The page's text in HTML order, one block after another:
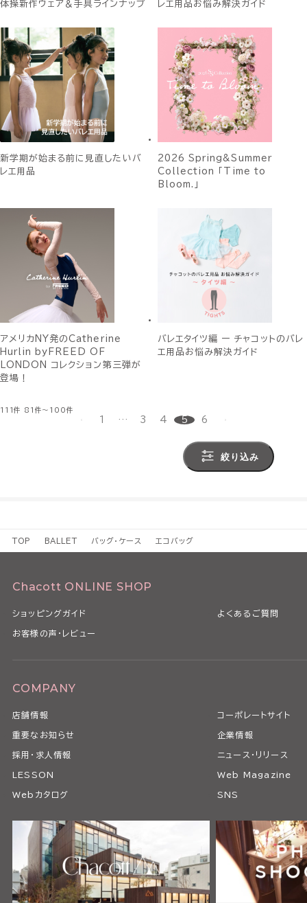
体操新作ウェア＆手具ラインナップ レエ用品お悩み解決ガイド
新学期が始まる前に見直したいバ
レエ用品
2026 Spring&Summer
Collection 「Time to
Bloom.」
アメリカNY発のCatherine
Hurlin byFREED OF
LONDON コレクション第三弾が
登場！
バレエタイツ編 ー チャコットのバレ
エ用品お悩み解決ガイド
111件 81件～100件
1 … 3 4 5 6
絞り込み
TOP BALLET バッグ・ケース エコバッグ
Chacott ONLINE SHOP
ショッピングガイド よくあるご質問
お客様の声・レビュー
COMPANY
店舗情報 コーポレートサイト
重要なお知らせ 企業情報
採用・求人情報 ニュース・リリース
LESSON Web Magazine
Webカタログ SNS